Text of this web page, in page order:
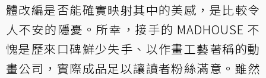
體改編是否能確實映射其中的美感，是比較令
人不安的隱憂。所幸，接手的 MADHOUSE 不
愧是歷來口碑鮮少失手、以作畫工藝著稱的動
畫公司，實際成品足以讓讀者粉絲滿意。雖然